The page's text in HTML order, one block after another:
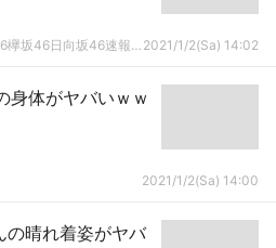
乃木通☆世界最速！乃木坂46欅坂46日向坂46速報まとめ 2021/1/2(Sa) 14:02
身体がヤバいｗｗ
2021/1/2(Sa) 14:00
の晴れ着姿がヤバ